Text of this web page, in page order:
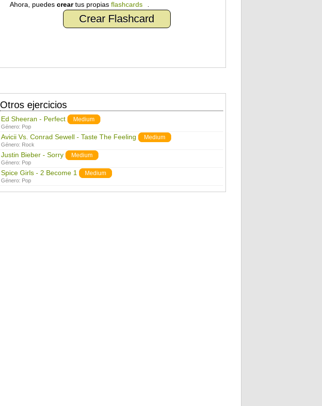
Ahora, puedes creartus propias flashcards
Crear Flashcard
Otros ejercicios
Ed Sheeran - Perfect Medium
Género: Pop
Avicii Vs. Conrad Sewell - Taste The Feeling Medium
Género: Rock
Justin Bieber - Sorry Medium
Género: Pop
Spice Girls - 2 Become 1 Medium
Género: Pop